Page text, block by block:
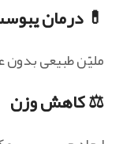
💊 درمان
ملیّن طبیعی
⚖️ کاهش وزن